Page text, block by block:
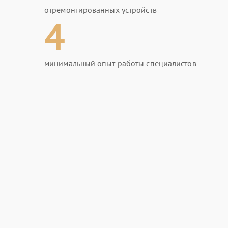
отремонтированных устройств
4
минимальный опыт работы специалистов